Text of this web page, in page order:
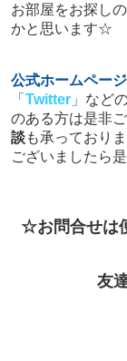
お部屋をお探し
かと思います☆
公式ホームページ
「 Twitter」 など
のある方は是非
談も承っており
ございましたら
☆お問合せは
友